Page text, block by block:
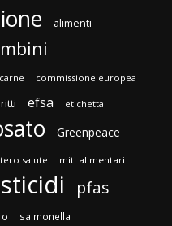
alimenti
carne commissione europea
efsa etichetta
Greenpeace
salute miti alimentari
pfas
salmonella